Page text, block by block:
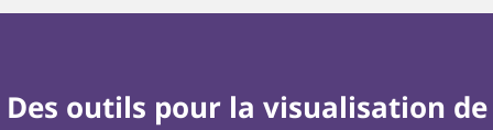
Des outils pour la visualisation de